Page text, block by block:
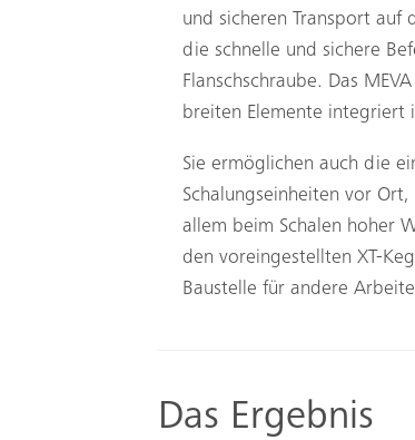
und sicheren Transport auf
die schnelle und sichere
Flanschschraube. Das
breiten Elemente integriert
Sie ermöglichen auch die
Schalungseinheiten vor
allem beim Schalen hoher
den voreingestellten XT-
Baustelle für andere
Das Ergebnis